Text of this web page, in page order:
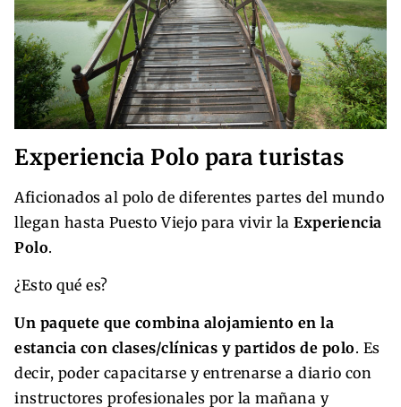
Experiencia Polo para turistas
Aficionados al polo de diferentes partes del mundo
llegan hasta Puesto Viejo para vivir la Experiencia
Polo.
¿Esto qué es?
Un paquete que combina alojamiento en la
estancia con clases/clínicas y partidos de polo. Es
decir, poder capacitarse y entrenarse a diario con
instructores profesionales por la mañana y